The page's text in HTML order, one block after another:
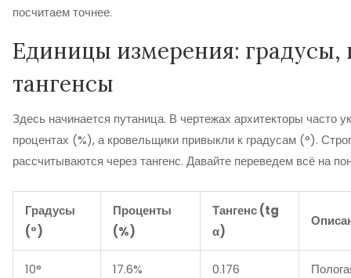
посчитаем точнее.
Единицы измерения: градусы,
тангенсы
Здесь начинается путаница. В чертежах архитекторы часто
процентах (%), а кровельщики привыкли к градусам (°).
рассчитываются через тангенс. Давайте переведем всё на
Градусы
(°)
Проценты
(%)
Тангенс (tg
α)
10° 17.6% 0.176